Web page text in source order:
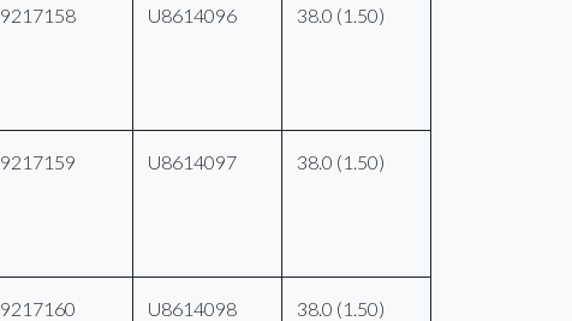
9217158 U8614096 38.0 (1.50)
9217159 U8614097 38.0 (1.50)
9217160 U8614098 38.0 (1.50)